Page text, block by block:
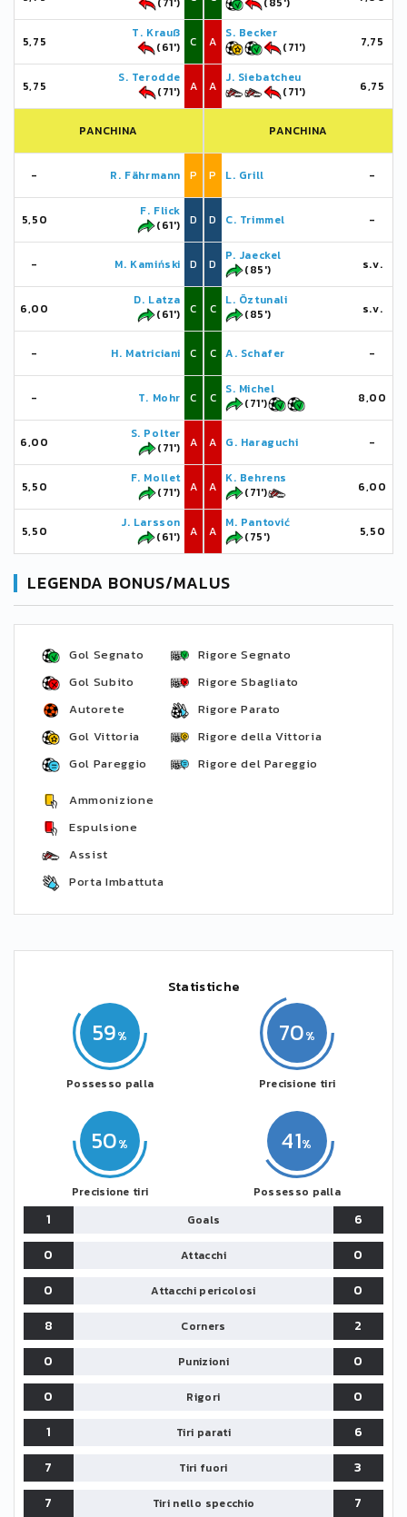
5,75
T. Krauß
(61')
C
5,75
S. Terodde
(71')
A
PANCHINA
- R. Fährmann P
5,50
F. Flick
(61')
D
- M. Kamiński D
6,00
D. Latza
(61')
C
- H. Matriciani C
- T. Mohr C
6,00
S. Polter
(71')
A
5,50
F. Mollet
(71')
A
5,50
J. Larsson
(61')
A
A
S. Becker
(71')
7,75
A
J. Siebatcheu
(71')
6,75
PANCHINA
P L. Grill -
D C. Trimmel -
D
P. Jaeckel
(85')
s.v.
C
L. Öztunali
(85')
s.v.
C A. Schafer -
C
S. Michel
(71')
8,00
A G. Haraguchi -
A
K. Behrens
(71')
6,00
A
M. Pantović
(75')
5,50
LEGENDA BONUS/MALUS
Gol Segnato
Gol Subito
Autorete
Gol Vittoria
Gol Pareggio
Rigore Segnato
Rigore Sbagliato
Rigore Parato
Rigore della Vittoria
Rigore del Pareggio
Ammonizione
Espulsione
Assist
Porta Imbattuta
Statistiche
59
Possesso palla
50
Precisione tiri
41
Possesso palla
70
Precisione tiri
1 Goals
6
0
Attacchi
0
0
Attacchi pericolosi
0
8
Corners
2
0
Punizioni
0
0
Rigori
0
1
Tiri parati
6
7
Tiri fuori
3
7
Tiri nello specchio 7